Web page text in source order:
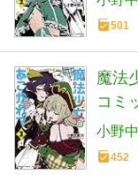
501
魔法
コミ
小野
452